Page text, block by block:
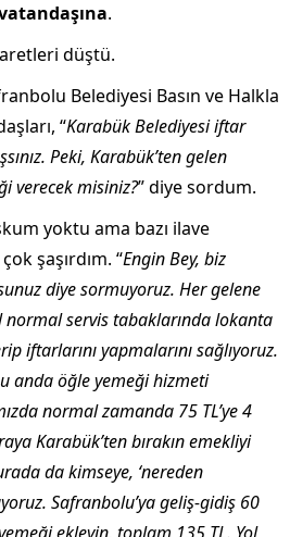
.
düştü.
Belediyesi Basın ve Halkla
“Karabük Belediyesi iftar
Peki, Karabük’ten gelen
verecek misiniz?” diye sordum.
yoktu ama bazı ilave
şaşırdım. “Engin Bey, biz
diye sormuyoruz. Her gelene
servis tabaklarında lokanta
iftarlarını yapmalarını sağlıyoruz.
anda öğle yemeği hizmeti
normal zamanda 75 TL’ye 4
Karabük’ten bırakın emekliyi
da kimseye, ‘nereden
Safranbolu’ya geliş-gidiş 60